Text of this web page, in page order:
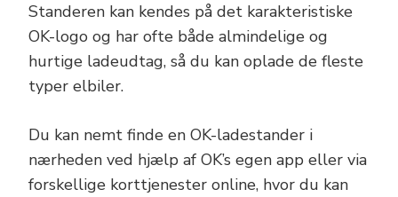
Standeren kan kendes på det karakteristiske
OK-logo og har ofte både almindelige og
hurtige ladeudtag, så du kan oplade de fleste
typer elbiler.
Du kan nemt finde en OK-ladestander i
nærheden ved hjælp af OK’s egen app eller via
forskellige korttjenester online, hvor du kan